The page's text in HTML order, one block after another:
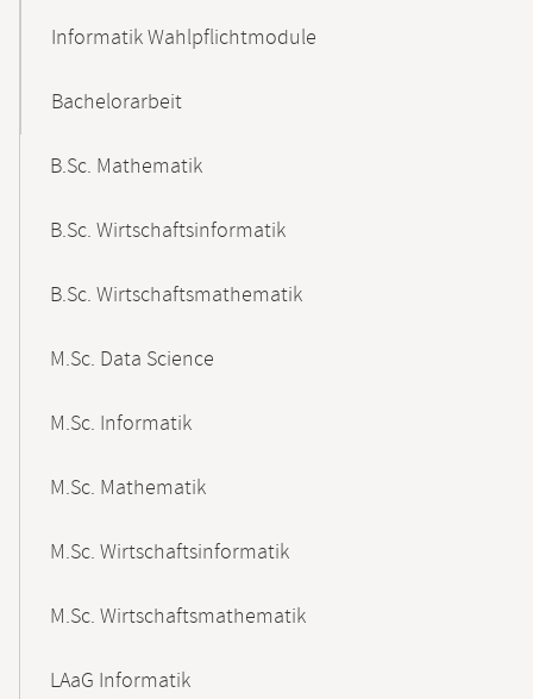
Informatik Wahlpflichtmodule
Bachelorarbeit
B.Sc. Mathematik
B.Sc. Wirtschaftsinformatik
B.Sc. Wirtschaftsmathematik
M.Sc. Data Science
M.Sc. Informatik
M.Sc. Mathematik
M.Sc. Wirtschaftsinformatik
M.Sc. Wirtschaftsmathematik
LAaG Informatik